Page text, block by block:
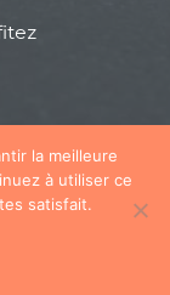
la meilleure
à utiliser ce
satisfait.